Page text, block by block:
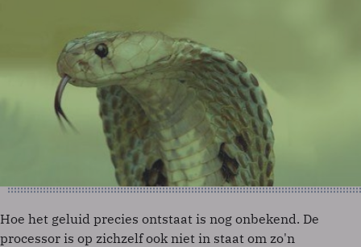
Hoe het geluid precies ontstaat is nog onbekend. De
processor is op zichzelf ook niet in staat om zo'n